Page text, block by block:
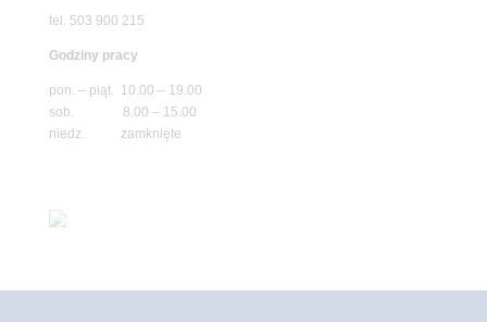
tel. 503 900 215
Godziny pracy
pon. – piąt. 10.00 – 19.00
sob. 8.00 – 15.00
niedz. zamknięte